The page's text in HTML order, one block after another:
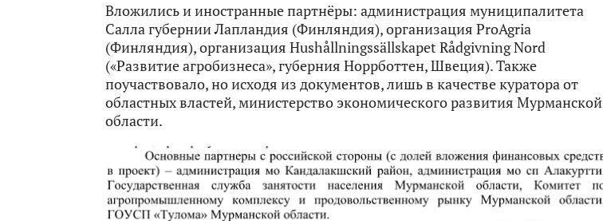
Вложились и иностранные партнёры: администрация муниципалитета
Салла губернии Лапландия (Финляндия), организация ProAgria
(Финляндия), организация Hushållningssällskapet Rådgivning Nord
(«Развитие агробизнеса», губерния Норрботтен, Швеция). Также
поучаствовало, но исходя из документов, лишь в качестве куратора от
областных властей, министерство экономического развития Мурманской
области.